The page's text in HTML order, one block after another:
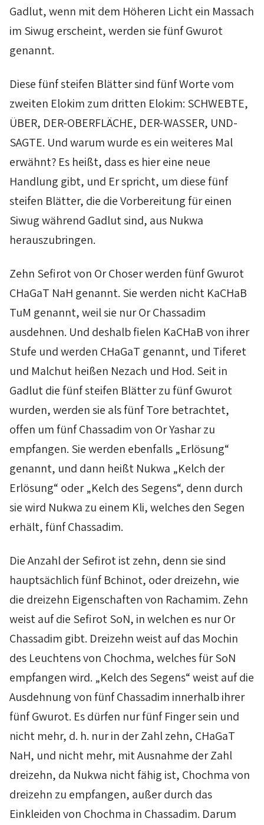
Gadlut, wenn mit dem Höheren Licht ein Massach
im Siwug erscheint, werden sie fünfGwurot
genannt.
Diese fünf steifen Blätter sind fünf Worte vom
zweiten Elokim zum dritten Elokim: SCHWEBTE,
ÜBER, DER-OBERFLÄCHE, DER-WASSER, UND-
SAGTE. Und warum wurde es ein weiteres Mal
erwähnt? Es heißt, dass es hier eine neue
Handlung gibt, und Er spricht, um diese fünf
steifen Blätter, die die Vorbereitung für einen
Siwugwährend Gadlutsind, aus Nukwa
herauszubringen.
Zehn Sefirotvon OrChoserwerden fünfGwurot
CHaGaT NaH genannt. Sie werden nicht KaCHaB
TuM genannt, weil sie nurOrChassadim
ausdehnen. Und deshalb fielen KaCHaBvon ihrer
Stufe und werden CHaGaT genannt, und Tiferet
und Malchut heißen Nezach und Hod. Seit in
Gadlutdie fünf steifen Blätter zu fünfGwurot
wurden, werden sie als fünf Tore betrachtet,
offen um fünfChassadimvon OrYasharzu
empfangen. Sie werden ebenfalls „Erlösung“
genannt, und dann heißt Nukwa „Kelch der
Erlösung“ oder „Kelch des Segens“, denn durch
sie wird Nukwa zu einem Kli, welches den Segen
erhält, fünfChassadim.
Die Anzahl derSefirotist zehn, denn sie sind
hauptsächlich fünfBchinot, oder dreizehn, wie
die dreizehn Eigenschaften von Rachamim. Zehn
weist auf die SefirotSoN, in welchen es nurOr
Chassadim gibt. Dreizehn weist auf das Mochin
des Leuchtens von Chochma, welches fürSoN
empfangen wird. „Kelch des Segens“ weist auf die
Ausdehnung von fünfChassadim innerhalb ihrer
fünfGwurot. Es dürfen nur fünf Finger sein und
nicht mehr, d. h. nur in der Zahl zehn, CHaGaT
NaH, und nicht mehr, mit Ausnahme der Zahl
dreizehn, da Nukwa nicht fähig ist, Chochmavon
dreizehn zu empfangen, außer durch das
Einkleiden von Chochma in Chassadim. Darum